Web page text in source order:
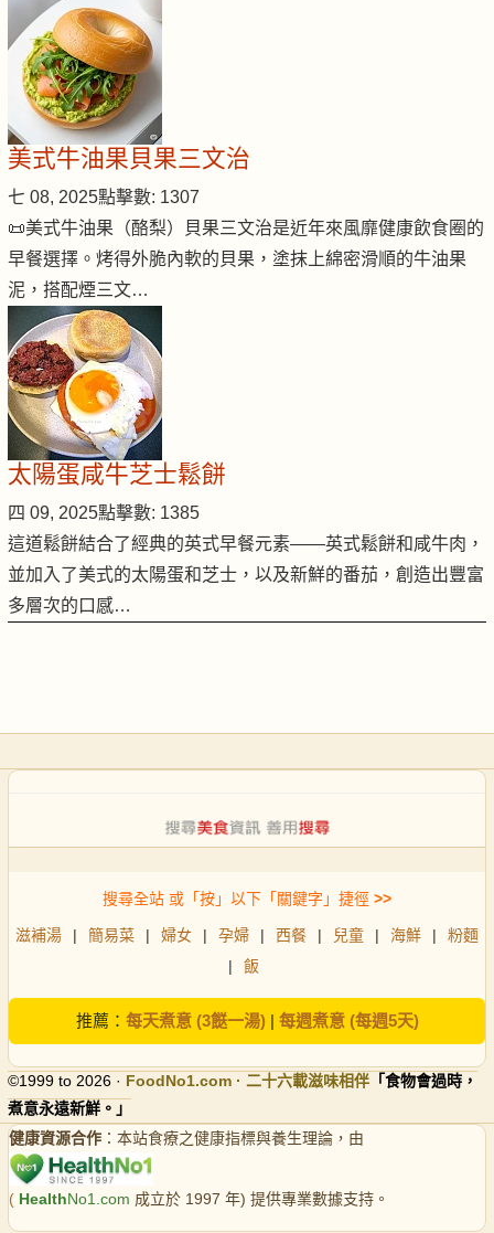
美式牛油果貝果三文治
七 08, 2025點擊數: 1307
📜美式牛油果（酪梨）貝果三文治是近年來風靡健康飲食圈的
早餐選擇。烤得外脆內軟的貝果，塗抹上綿密滑順的牛油果
泥，搭配煙三文…
太陽蛋咸牛芝士鬆餅
四 09, 2025點擊數: 1385
這道鬆餅結合了經典的英式早餐元素——英式鬆餅和咸牛肉，
並加入了美式的太陽蛋和芝士，以及新鮮的番茄，創造出豐富
多層次的口感…
搜尋全站 或「按」以下「關鍵字」捷徑 >>
滋補湯 | 簡易菜 | 婦女 | 孕婦 | 西餐 | 兒童 | 海鮮 |
粉麵
|
飯
推薦： 每天煮意 (3餸一湯)| 每週煮意 (每週5天)
©1999 to 2026 · FoodNo1.com · 二十六載滋味相伴 「食物會過時，
煮意永遠新鮮。」
健康資源合作 ：本站食療之健康指標與養生理論，由
( HealthNo1.com 成立於 1997 年) 提供專業數據支持。